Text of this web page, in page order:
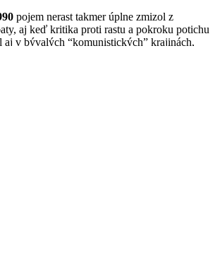
pojem nerast takmer úplne zmizol z
aj keď kritika proti rastu a pokroku potichu
aj v bývalých “komunistických” krajinách,